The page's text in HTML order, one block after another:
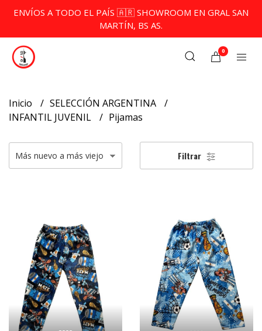
ENVÍOS A TODO EL PAÍS 🇦🇷 SHOWROOM EN GRAL SAN
MARTÍN, BS AS.
0
Inicio
SELECCIÓN ARGENTINA
INFANTIL JUVENIL
Pijamas
Filtrar